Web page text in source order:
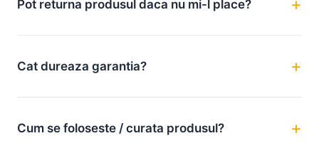
Pot returna produsul daca nu mi-l place?
Cat dureaza garantia?
Cum se foloseste / curata produsul?